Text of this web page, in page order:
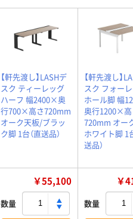
【軒先渡し】LASHデ
スク ティーレッグ
ハーフ 幅2400×奥
行700×高さ720mm
オーク天板/ブラッ
ク脚 1台（直送品）
【軒先渡し】
スク フォー
ホール脚 幅
奥行1200×
720mm オー
ホワイト脚 1
送品）
￥55,100
数量
￥
数量